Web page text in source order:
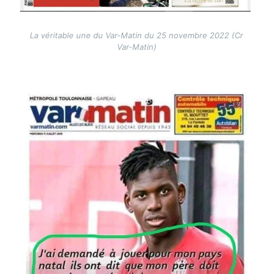
La véritable une du Var-Matin du 25 novembre 2022 (Cr
Var-Matin)
Image